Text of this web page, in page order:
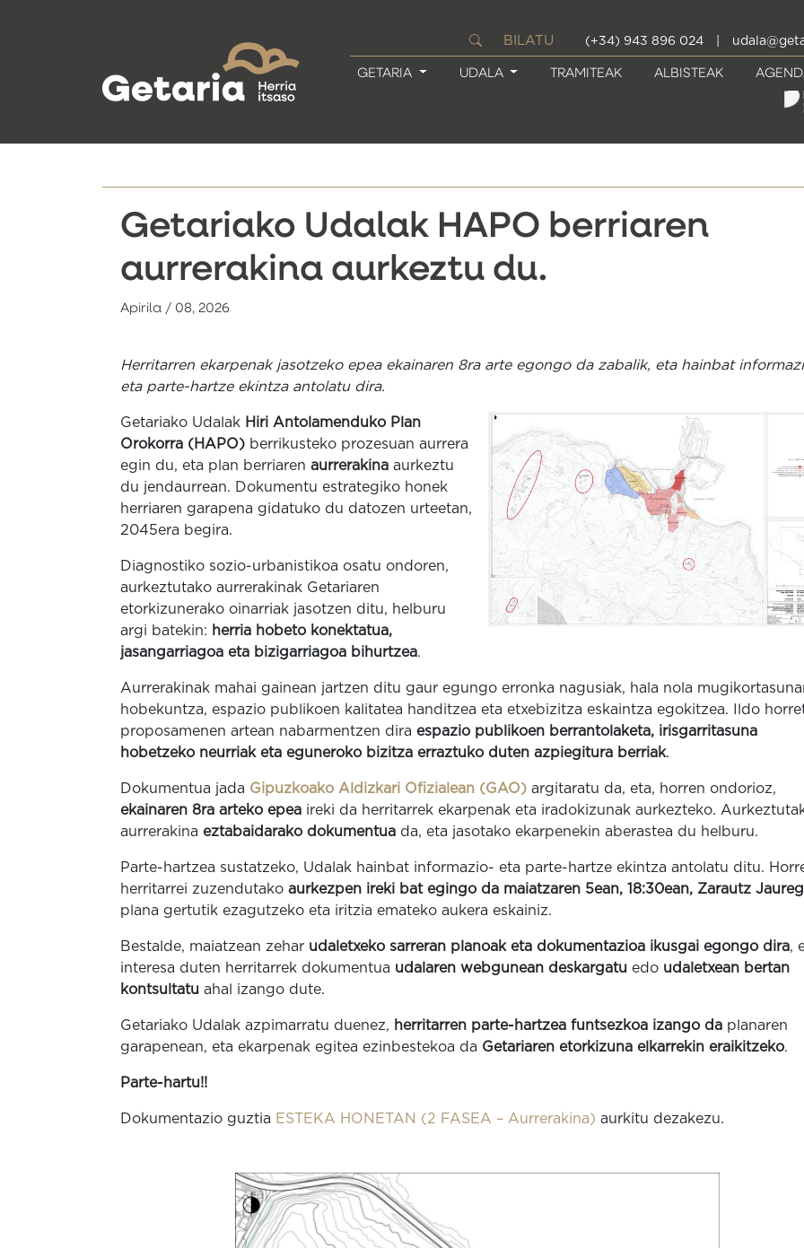
BILATU (+34) 943 896 024
GETARIA UDALA TRAMITEAK ALBISTEAK
Getariako Udalak HAPO berriaren
aurrerakina aurkeztu du.
Apirila / 08, 2026
Herritarren ekarpenak jasotzeko epea ekainaren 8ra arte egongo da zabalik, eta hainbat
eta parte-hartze ekintza antolatu dira.
Getariako Udalak Hiri Antolamenduko Plan
Orokorra (HAPO) berrikusteko prozesuan aurrera
egin du, eta plan berriaren aurrerakina aurkeztu
du jendaurrean. Dokumentu estrategiko honek
herriaren garapena gidatuko du datozen urteetan,
2045era begira.
Diagnostiko sozio-urbanistikoa osatu ondoren,
aurkeztutako aurrerakinak Getariaren
etorkizunerako oinarriak jasotzen ditu, helburu
argi batekin: herria hobeto konektatua,
jasangarriagoa eta bizigarriagoa bihurtzea.
Aurrerakinak mahai gainean jartzen ditu gaur egungo erronka nagusiak, hala nola
hobekuntza, espazio publikoen kalitatea handitzea eta etxebizitza eskaintza egokitzea. Ildo
proposamenen artean nabarmentzen dira espazio publikoen berrantolaketa, irisgarritasuna
hobetzeko neurriak eta eguneroko bizitza erraztuko duten azpiegitura berriak.
Dokumentua jada Gipuzkoako Aldizkari Ofizialean (GAO) argitaratu da, eta, horren ondorioz,
ekainaren 8ra arteko epea ireki da herritarrek ekarpenak eta iradokizunak aurkezteko.
aurrerakina eztabaidarako dokumentua da, eta jasotako ekarpenekin aberastea du helburu.
Parte-hartzea sustatzeko, Udalak hainbat informazio- eta parte-hartze ekintza antolatu ditu.
herritarrei zuzendutako aurkezpen ireki bat egingo da maiatzaren 5ean, 18:30ean, Zarautz
plana gertutik ezagutzeko eta iritzia emateko aukera eskainiz.
Bestalde, maiatzean zehar udaletxeko sarreran planoak eta dokumentazioa ikusgai egongo dira,
interesa duten herritarrek dokumentua udalaren webgunean deskargatu edo udaletxean bertan
kontsultatu ahal izango dute.
Getariako Udalak azpimarratu duenez, herritarren parte-hartzea funtsezkoa izango da planaren
garapenean, eta ekarpenak egitea ezinbestekoa da Getariaren etorkizuna elkarrekin eraikitzeko.
Parte-hartu!!
Dokumentazio guztia ESTEKA HONETAN (2 FASEA – Aurrerakina) aurkitu dezakezu.